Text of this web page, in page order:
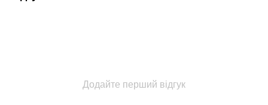
Додайте перший відгук